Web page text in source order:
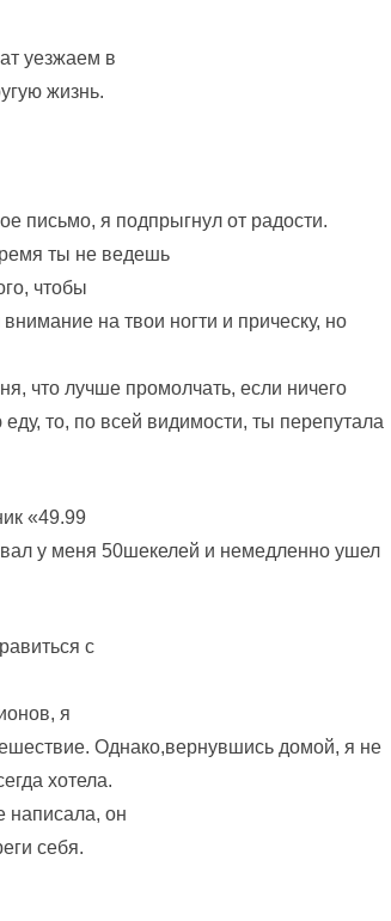
уезжаем в
жизнь.
письмо, я подпрыгнул от радости.
ты не ведешь
чтобы
на твои ногти и прическу, но
что лучше промолчать, если ничего
то, по всей видимости, ты перепутала
«49.99
у меня 50шекелей и немедленно ушел
с
я
Однако,вернувшись домой, я не
хотела.
написала, он
себя.